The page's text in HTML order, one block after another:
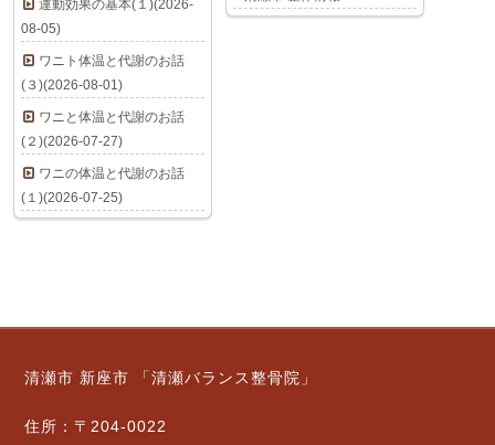
運動効果の基本(１)(2026-
08-05)
ワニト体温と代謝のお話
(３)(2026-08-01)
ワニと体温と代謝のお話
(２)(2026-07-27)
ワニの体温と代謝のお話
(１)(2026-07-25)
清瀬市 新座市 「清瀬バランス整骨院」
住所：〒204-0022